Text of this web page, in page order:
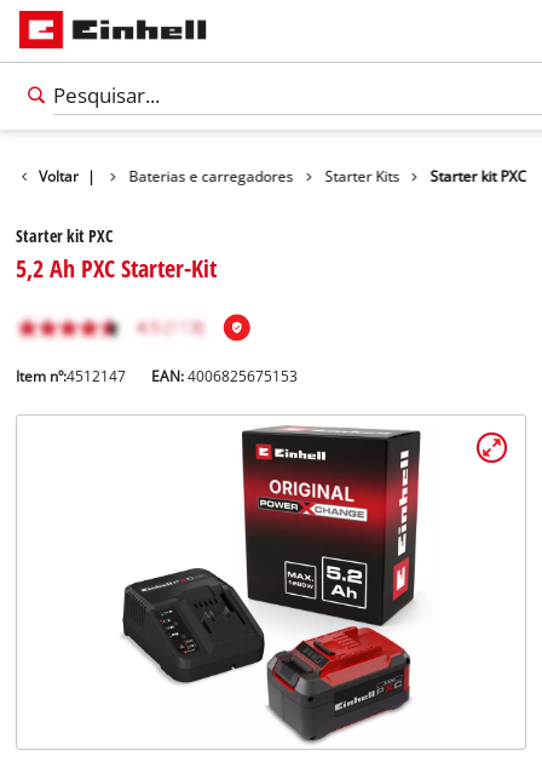
Voltar |
de bateria Baterias e carregadores Starter Kits Starter kit PXC
Starter kit PXC
5,2 Ah PXC Starter-Kit
Item nº:4512147 EAN:4006825675153